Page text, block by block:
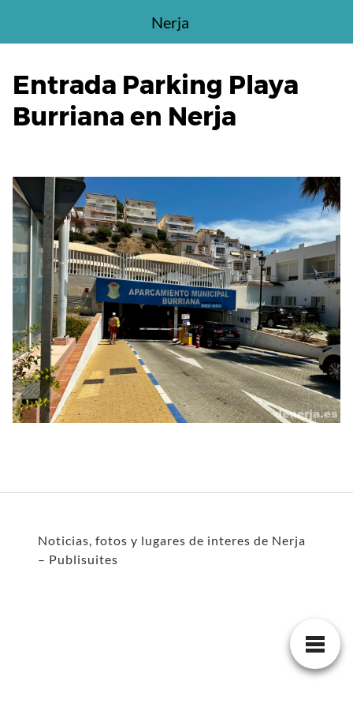
contenido
Nerja
Entrada Parking Playa
Burriana en Nerja
Noticias, fotos y lugares de interes de Nerja
– Publisuites